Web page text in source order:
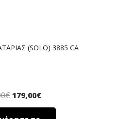
(SOLO) 3885 CA
€ 179,00€